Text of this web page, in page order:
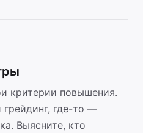
критерии повышения.
где-то —
Выясните, кто